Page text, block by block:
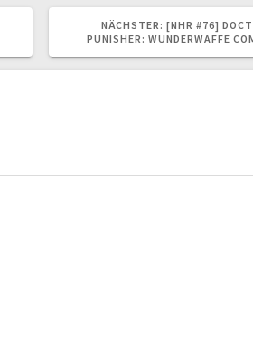
NÄCHSTER: NÄCHSTER
BEITRAG:
[NHR #76]
PUNISHER: WUNDERWAFFE